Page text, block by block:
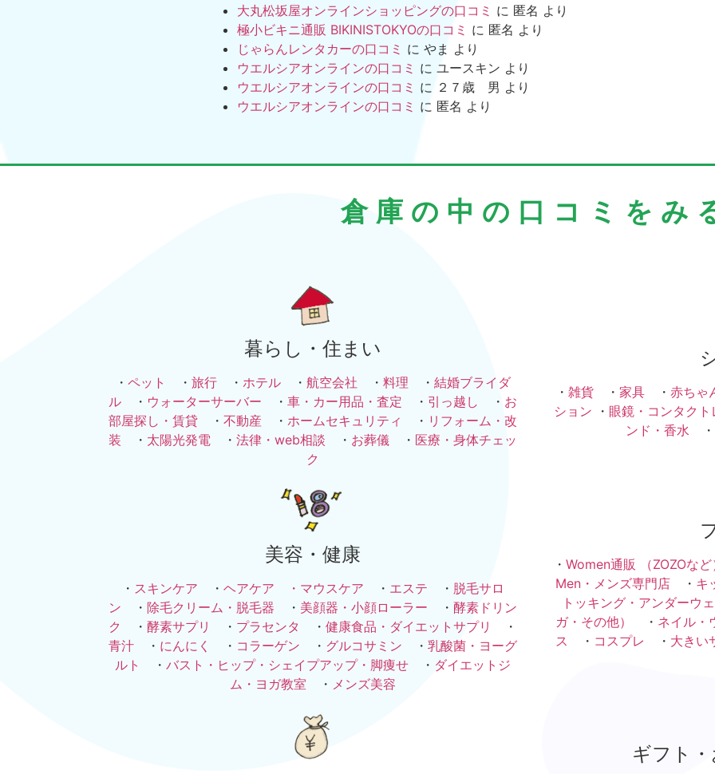
大丸松坂屋オンラインショッピングの口コミ に 匿名 より
極小ビキニ通販 BIKINISTOKYOの口コミ に 匿名 より
じゃらんレンタカーの口コミ に やま より
ウエルシアオンラインの口コミ に ユースキン より
ウエルシアオンラインの口コミ に ２７歳 男 より
ウエルシアオンラインの口コミ に 匿名 より
倉庫の中の口コミをみ
暮らし・住まい
・ ペット ・ 旅行 ・ ホテル ・ 航空会社 ・ 料理 ・ 結婚ブライダ
ル ・ ウォーターサーバー ・ 車・カー用品・査定 ・ 引っ越し ・ お
部屋探し・賃貸 ・ 不動産 ・ ホームセキュリティ ・ リフォーム・改
装 ・ 太陽光発電 ・ 法律・web相談 ・ お葬儀 ・ 医療・身体チェッ
ク
美容・健康
・ スキンケア ・ ヘアケア ・ マウスケア ・ エステ ・ 脱毛サロ
ン ・ 除毛クリーム・脱毛器 ・ 美顔器・小顔ローラー ・ 酵素ドリン
ク
・ 酵素サプリ ・ プラセンタ ・ 健康食品・ダイエットサプリ
・
青汁 ・ にんにく ・ コラーゲン ・ グルコサミン ・ 乳酸菌・ヨーグ
ルト
・ バスト・ヒップ・シェイプアップ・脚痩せ ・ ダイエットジ
ム・ヨガ教室 ・ メンズ美容
・ 雑貨 ・ 家具 ・ 赤ちゃ
ション ・ 眼鏡・コンタクト
ンド・香水 ・
・ Women通販 （ZOZOなど
Men・メンズ専門店 ・ キ
トッキング・アンダーウ
ガ・その他）
・ ネイル・
ス ・ コスプレ ・ 大きい
ギフト